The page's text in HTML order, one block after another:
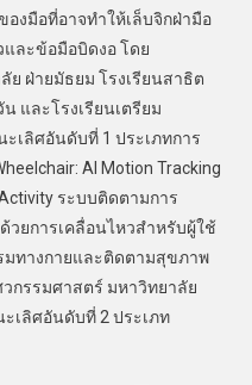
องมือที่อาจทำให้เล็บจิกฝ่ามือ
ละข้อมือบิดงอ โดย
ฝ่ายมัธยม โรงเรียนสาธิต
และโรงเรียนเตรียม
เลิศอันดับที่ 1 ประเภทการ
AI Motion Tracking
ระบบติดตามการ
วยการเคลื่อนไหวสำหรับผู้ใช้
มทางกายและติดตามสุขภาพ
กรรมศาสตร์ มหาวิทยาลัย
เลิศอันดับที่ 2 ประเภท